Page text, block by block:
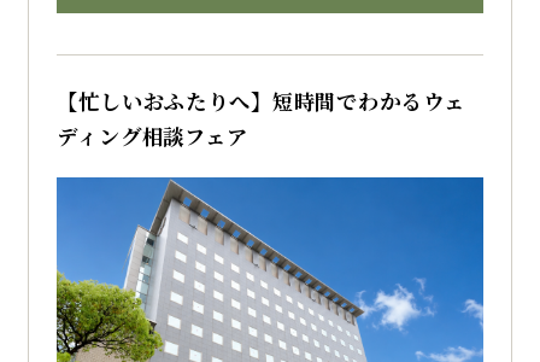
【忙しいおふたりへ】短時間でわかるウェ
ディング相談フェア